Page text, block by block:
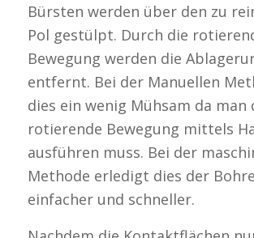
Bürsten werden über den zu
Pol gestülpt. Durch die
Bewegung werden die
entfernt. Bei der Manuellen
dies ein wenig Mühsam da man
rotierende Bewegung mittels
ausführen muss. Bei der
Methode erledigt dies der
einfacher und schneller.